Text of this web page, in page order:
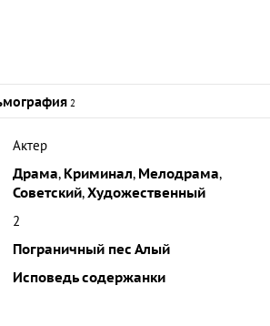
2
Актер
Драма, Криминал, Мелодрама,
Советский,Художественный
2
Пограничный пес Алый
Исповедь содержанки